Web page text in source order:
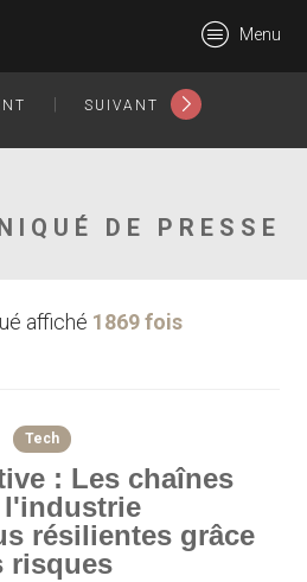
Menu
SUIVANT
DE PRESSE
affiché 1869 fois
Tech
: Les chaînes
résilientes grâce
risques